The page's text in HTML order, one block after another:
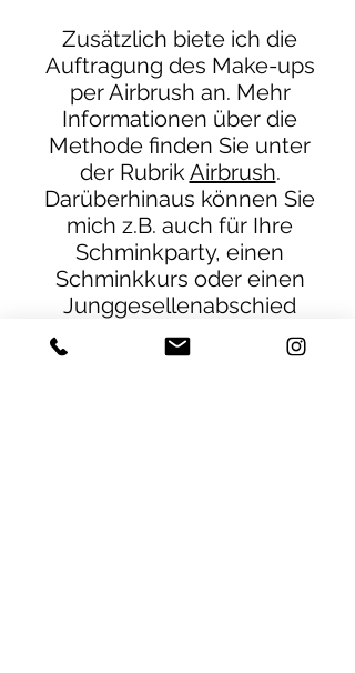
Zusätzlich biete ich die
Auftragung des Make-ups
per Airbrush an. Mehr
Informationen über die
Methode finden Sie unter
der RubrikAirbrush.
Darüberhinaus können Sie
mich z.B. auch für Ihre
Schminkparty, einen
Schminkkurs oder einen
Junggesellenabschied
buchen.